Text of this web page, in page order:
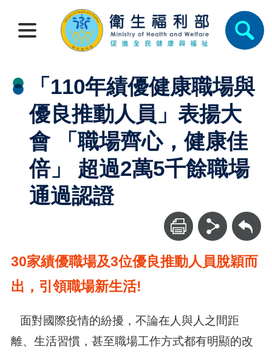
「110年績優健康職場與
優良推動人員」表揚大
會 「職場齊心，健康佳
倍」 超過2萬5千餘職場
通過認證
回上一頁
30家績優職場及3位優良推動人員脫穎而
出，引領職場新生活!
面對國際疫情的紛擾，不論在人與人之間距
離、生活習慣，甚至職場工作方式都有明顯的改